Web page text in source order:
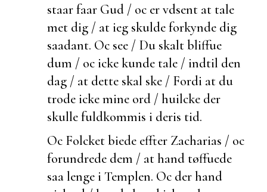
staar faar Gud / oc er vdsent at tale
met dig / at ieg skulde forkynde dig
saadant. Oc see / Du skalt bliffue
dum / oc icke kunde tale / indtil den
dag / at dette skal ske / Fordi at du
trode icke mine ord / huilcke der
skullefuldkommis i deris tid.
Oc Folcketbiede effter Zacharias / oc
forundrede dem / at hand tøffuede
saa lenge i Templen. Oc der hand